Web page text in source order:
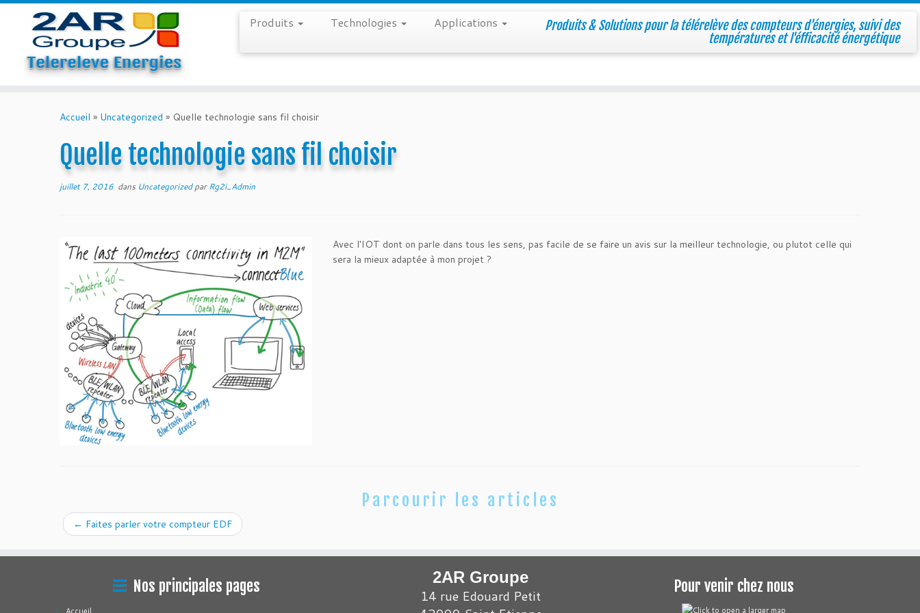
Produits & Solutions pour la télérelève des compteurs d'énergies, suivi des
températures et l'éfficacité énergétique
Produits Technologies Applications
Accueil » Uncategorized » Quelle technologie sans fil choisir
Quelle technologie sans fil choisir
juillet 7, 2016 dans UncategorizedparRg2i_Admin
Avec l'IOT dont on parle dans tous les sens, pas facile de se faire un avis sur la meilleur technologie, ou plutot celle qui
sera la mieux adaptée à mon projet ?
Parcourir les articles
← Faites parler votre compteur EDF
Nos principales pages 2AR Groupe
14 rue Edouard Petit
Pour venir chez nous